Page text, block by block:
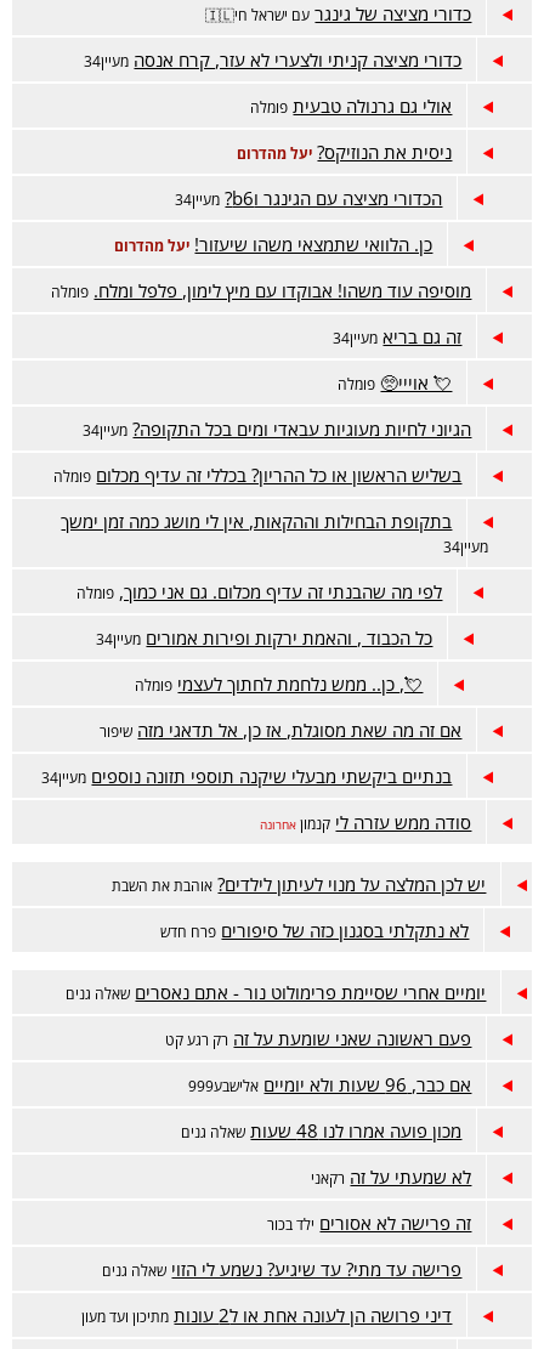
כדורי מציצה של גינגר עם ישראל חי🇮🇱
כדורי מציצה קניתי ולצערי לא עזר, קרח אנסה מעיין34
אולי גם גרנולה טבעית פומלה
ניסית את הנוזיקס? יעל מהדרום
הכדורי מציצה עם הגינגר וb6? מעיין34
כן. הלוואי שתמצאי משהו שיעזור! יעל מהדרום
מוסיפה עוד משהו! אבוקדו עם מיץ לימון, פלפל ומלח. פומלה
זה גם בריא מעיין34
💘 אוייי🥺 פומלה
הגיוני לחיות מעוגיות עבאדי ומים בכל התקופה? מעיין34
בשליש הראשון או כל ההריון? בכללי זה עדיף מכלום פומלה
בתקופת הבחילות וההקאות, אין לי מושג כמה זמן ימשך
מעיין34
לפי מה שהבנתי זה עדיף מכלום. גם אני כמוך, פומלה
כל הכבוד , והאמת ירקות ופירות אמורים מעיין34
💘, כן.. ממש נלחמת לחתוך לעצמי פומלה
אם זה מה שאת מסוגלת, אז כן, אל תדאגי מזה שיפור
בנתיים ביקשתי מבעלי שיקנה תוספי תזונה נוספים מעיין34
סודה ממש עזרה לי קנמון אחרונה
יש לכן המלצה על מנוי לעיתון לילדים? אוהבת את השבת
לא נתקלתי בסגנון כזה של סיפורים פרח חדש
יומיים אחרי שסיימת פרימולוט נור - אתם נאסרים שאלה גנים
פעם ראשונה שאני שומעת על זה רק רגע קט
אם כבר, 96 שעות ולא יומיים אלישבע999
מכון פועה אמרו לנו 48 שעות שאלה גנים
לא שמעתי על זה רקאני
זה פרישה לא אסורים ילד בכור
פרישה עד מתי? עד שיגיע? נשמע לי הזוי שאלה גנים
דיני פרושה הן לעונה אחת או ל2 עונות מתיכון ועד מעון